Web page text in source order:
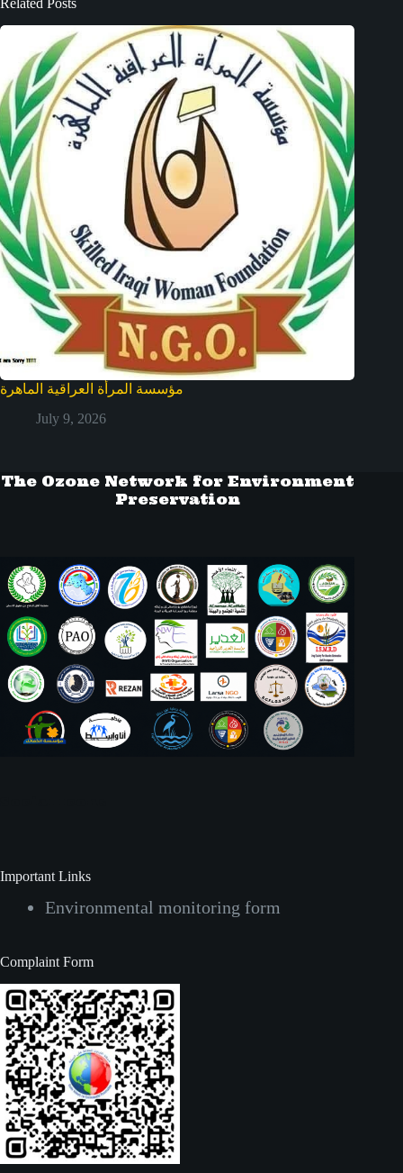
مؤسسة المرأة العراقية الماهرة
July 9, 2026
The Ozone Network for Environment
Preservation
Important Links
Environmental monitoring form
Complaint Form